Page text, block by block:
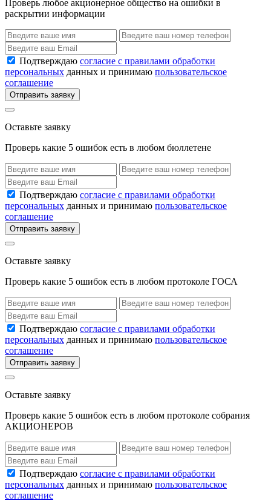
Проверь любое акционерное общество на ошибки в
раскрытии информации
Подтверждаю согласие с правилами обработки
персональных данных и принимаю пользовательское
соглашение
Отправить заявку
Оставьте заявку
Проверь какие 5 ошибок есть в любом бюллетене
Подтверждаю согласие с правилами обработки
персональных данных и принимаю пользовательское
соглашение
Отправить заявку
Оставьте заявку
Проверь какие 5 ошибок есть в любом протоколе ГОСА
Подтверждаю согласие с правилами обработки
персональных данных и принимаю пользовательское
соглашение
Отправить заявку
Оставьте заявку
Проверь какие 5 ошибок есть в любом протоколе собрания
АКЦИОНЕРОВ
Подтверждаю согласие с правилами обработки
персональных данных и принимаю пользовательское
соглашение